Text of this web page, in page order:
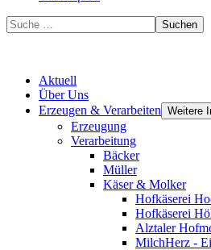
Suchen
Aktuell
Über Uns
Erzeugen & Verarbeiten Weitere
Erzeugung
Verarbeitung
Bäcker
Müller
Käser & Molker
Hofkäserei
Hofkäserei
Alztaler
MilchHerz -